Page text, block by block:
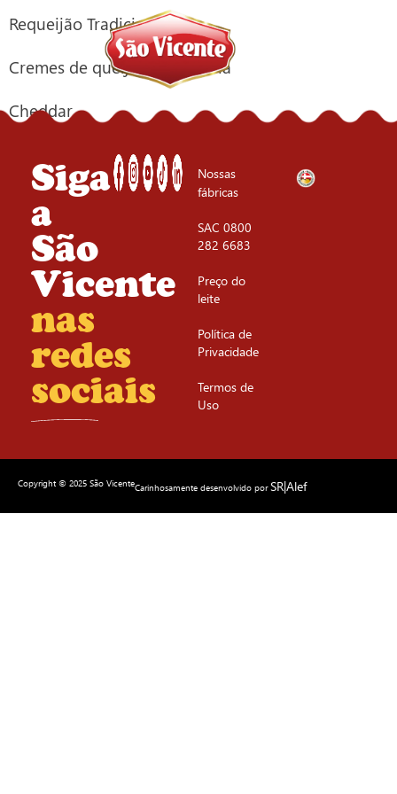
Requeijão Tradicional
Cremes de queijo Gorgonzola
Cheddar
Siga
a
São
Vicente
nas
redes
sociais
Nossas
fábricas
SAC 0800
282 6683
Preço do
leite
Política de
Privacidade
Termos de
Uso
Copyright © 2025 São VicenteCarinhosamente desenvolvido porSR|Alef